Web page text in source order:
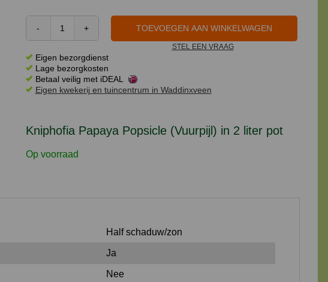
Kniphofia Papaya Popsicle (Vuurpijl) in 2 liter pot
Op voorraad
Kniphofia
Popsicle
(Vuurpijl)
in
pot
aantal
TOEVOEGEN AAN WINKELWAGEN
STEL EEN VRAAG
Eigen bezorgdienst
Lage bezorgkosten
Betaal veilig met iDEAL
Eigen kwekerij en tuincentrum in Waddinxveen
Half schaduw/zon
Ja
Nee